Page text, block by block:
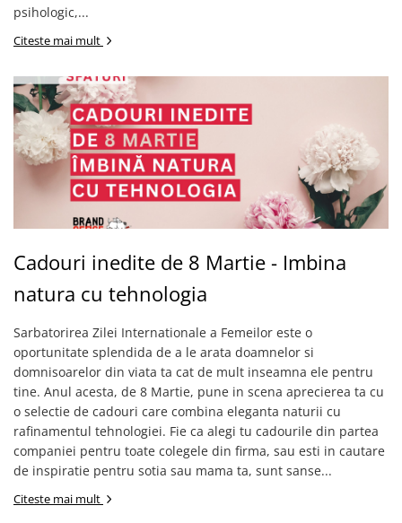
psihologic,...
Citeste mai mult
Cadouri inedite de 8 Martie - Imbina
natura cu tehnologia
Sarbatorirea Zilei Internationale a Femeilor este o
oportunitate splendida de a le arata doamnelor si
domnisoarelor din viata ta cat de mult inseamna ele pentru
tine. Anul acesta, de 8 Martie, pune in scena aprecierea ta cu
o selectie de cadouri care combina eleganta naturii cu
rafinamentul tehnologiei. Fie ca alegi tu cadourile din partea
companiei pentru toate colegele din firma, sau esti in cautare
de inspiratie pentru sotia sau mama ta, sunt sanse...
Citeste mai mult